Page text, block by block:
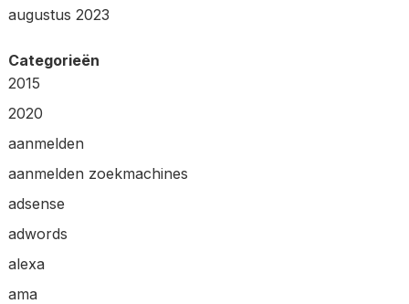
augustus 2023
Categorieën
2015
2020
aanmelden
aanmelden zoekmachines
adsense
adwords
alexa
ama